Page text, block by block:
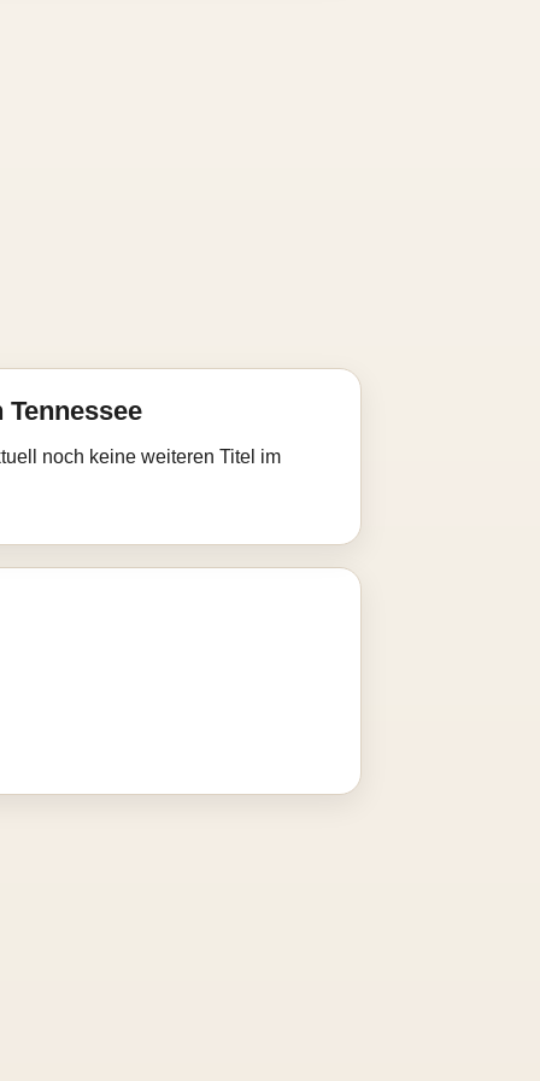
noch keine weiteren Titel im